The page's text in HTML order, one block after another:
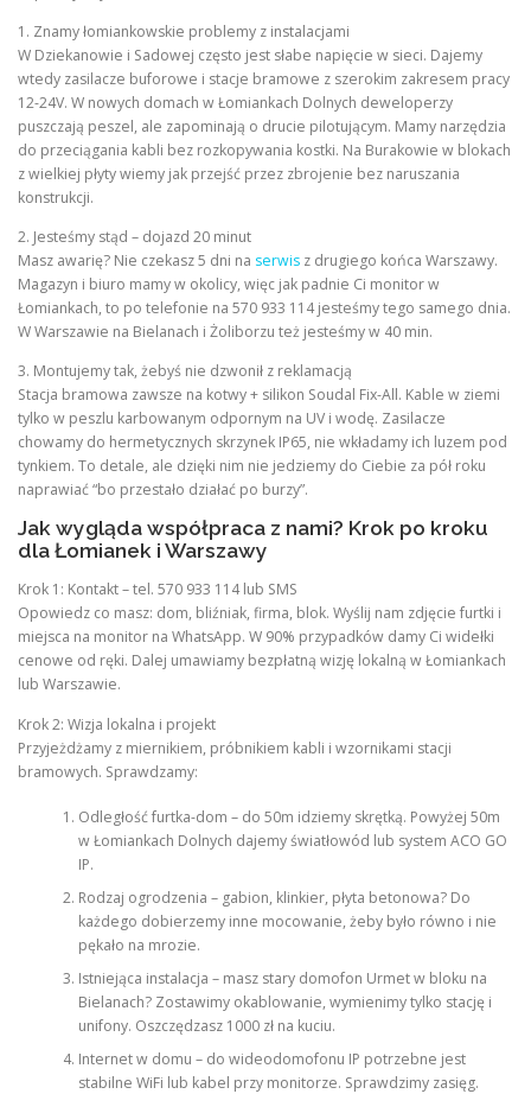
1. Znamy łomiankowskie problemy z instalacjami
W Dziekanowie i Sadowej często jest słabe napięcie w sieci. Dajemy
wtedy zasilacze buforowe i stacje bramowe z szerokim zakresem pracy
12-24V. W nowych domach w Łomiankach Dolnych deweloperzy
puszczają peszel, ale zapominają o drucie pilotującym. Mamy narzędzia
do przeciągania kabli bez rozkopywania kostki. Na Burakowie w blokach
z wielkiej płyty wiemy jak przejść przez zbrojenie bez naruszania
konstrukcji.
2. Jesteśmy stąd – dojazd 20 minut
Masz awarię? Nie czekasz 5 dni na serwis z drugiego końca Warszawy.
Magazyn i biuro mamy w okolicy, więc jak padnie Ci monitor w
Łomiankach, to po telefonie na 570 933 114 jesteśmy tego samego dnia.
W Warszawie na Bielanach i Żoliborzu też jesteśmy w 40 min.
3. Montujemy tak, żebyś nie dzwonił z reklamacją
Stacja bramowa zawsze na kotwy + silikon Soudal Fix-All. Kable w ziemi
tylko w peszlu karbowanym odpornym na UV i wodę. Zasilacze
chowamy do hermetycznych skrzynek IP65, nie wkładamy ich luzem pod
tynkiem. To detale, ale dzięki nim nie jedziemy do Ciebie za pół roku
naprawiać “bo przestało działać po burzy”.
Jak wygląda współpraca z nami? Krok po kroku
dla Łomianek i Warszawy
Krok 1: Kontakt – tel. 570 933 114 lub SMS
Opowiedz co masz: dom, bliźniak, firma, blok. Wyślij nam zdjęcie furtki i
miejsca na monitor na WhatsApp. W 90% przypadków damy Ci widełki
cenowe od ręki. Dalej umawiamy bezpłatną wizję lokalną w Łomiankach
lub Warszawie.
Krok 2: Wizja lokalna i projekt
Przyjeżdżamy z miernikiem, próbnikiem kabli i wzornikami stacji
bramowych. Sprawdzamy:
Odległość furtka-dom – do 50m idziemy skrętką. Powyżej 50m
w Łomiankach Dolnych dajemy światłowód lub system ACO GO
IP.
Rodzaj ogrodzenia – gabion, klinkier, płyta betonowa? Do
każdego dobierzemy inne mocowanie, żeby było równo i nie
pękało na mrozie.
Istniejąca instalacja – masz stary domofon Urmet w bloku na
Bielanach? Zostawimy okablowanie, wymienimy tylko stację i
unifony. Oszczędzasz 1000 zł na kuciu.
Internet w domu – do wideodomofonu IP potrzebne jest
stabilne WiFi lub kabel przy monitorze. Sprawdzimy zasięg.